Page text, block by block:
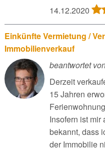
14.12.2020
Einkünfte Vermietung /
Immobilienverkauf
beantwortet
Derzeit
15 Jahren
Insofern ist mir
bekannt, dass
der Immobilie